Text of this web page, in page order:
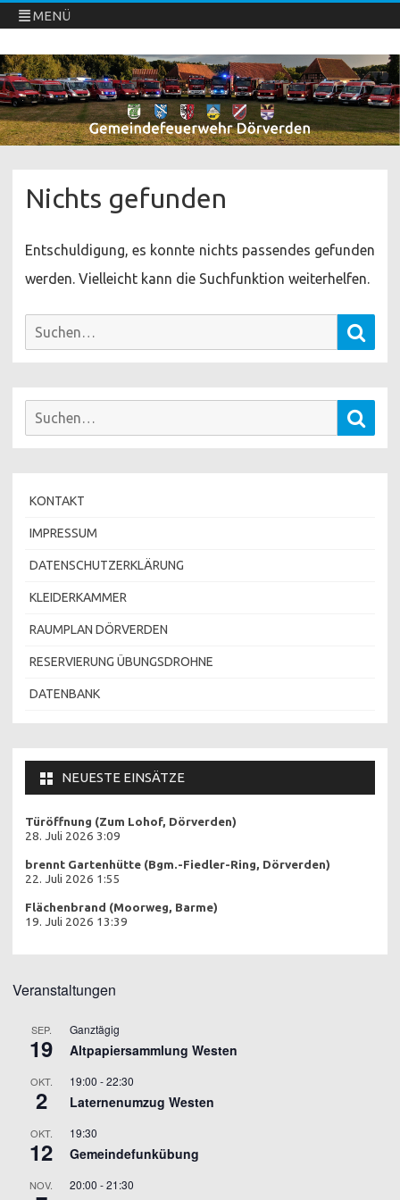
MENÜ
Freiwillige Feuerwehren Dörverden
Direkt
zum
Inhalt
springen
Nichts gefunden
Entschuldigung, es konnte nichts passendes gefunden
werden. Vielleicht kann die Suchfunktion weiterhelfen.
Suchen
Suchen
KONTAKT
IMPRESSUM
DATENSCHUTZERKLÄRUNG
KLEIDERKAMMER
RAUMPLAN DÖRVERDEN
RESERVIERUNG ÜBUNGSDROHNE
DATENBANK
NEUESTE EINSÄTZE
Türöffnung (Zum Lohof, Dörverden)
28. Juli 2026 3:09
brennt Gartenhütte (Bgm.-Fiedler-Ring, Dörverden)
22. Juli 2026 1:55
Flächenbrand (Moorweg, Barme)
19. Juli 2026 13:39
Veranstaltungen
SEP.
19
Ganztägig
Altpapiersammlung Westen
OKT.
2
19:00 -22:30
Laternenumzug Westen
OKT.
12
19:30
Gemeindefunkübung
NOV. 20:00 -21:30